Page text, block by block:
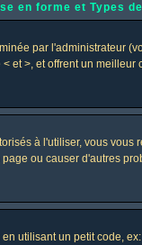
en forme et Types
par l'administrateur
>, et offrent un
à l'utiliser, vous
ou causer d'autres
utilisant un petit code,